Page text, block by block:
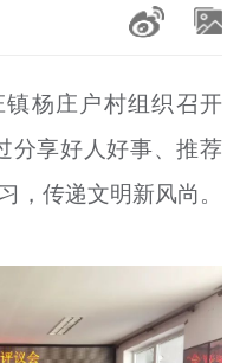
+
+
杨庄户村组织召开
分享好人好事、推荐
，传递文明新风尚。